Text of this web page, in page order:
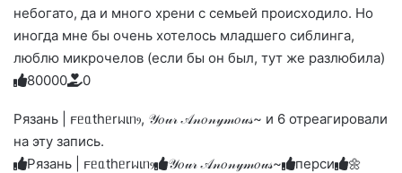
небогато, да и много хрени с семьей происходило. Но
иногда мне бы очень хотелось младшего сиблинга,
люблю микрочелов (если бы он был, тут же разлюбила)
Голосуйте
вверх.
8
Нажмите
реакцию:
улыбаюсь
0
Нажмите
реакцию:
смеюсь
до
слез
0
Нажмите
реакцию:
печаль
0
Нажмите
реакцию:
плачу
0
Нажмите
благодарю
0
Рязань | 𐔥ᥱᥲthᥱrᥕιᥒⳋ, 𝒴𝑜𝓊𝓇 𝒜𝓃𝑜𝓃𝓎𝓂𝑜𝓊𝓈~ и 6 отреагировали
на эту запись.
Рязань | 𐔥ᥱᥲthᥱrᥕιᥒⳋ
𝒴𝑜𝓊𝓇 𝒜𝓃𝑜𝓃𝓎𝓂𝑜𝓊𝓈~ перси
🌼